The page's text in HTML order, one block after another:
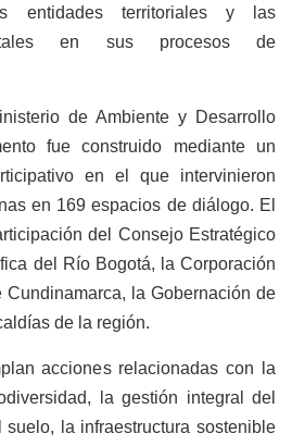
entidades territoriales y las
en sus procesos de
de Ambiente y Desarrollo
fue construido mediante un
en el que intervinieron
en 169 espacios de diálogo. El
del Consejo Estratégico
del Río Bogotá, la Corporación
la Gobernación de
de la región.
acciones relacionadas con la
la gestión integral del
la infraestructura sostenible